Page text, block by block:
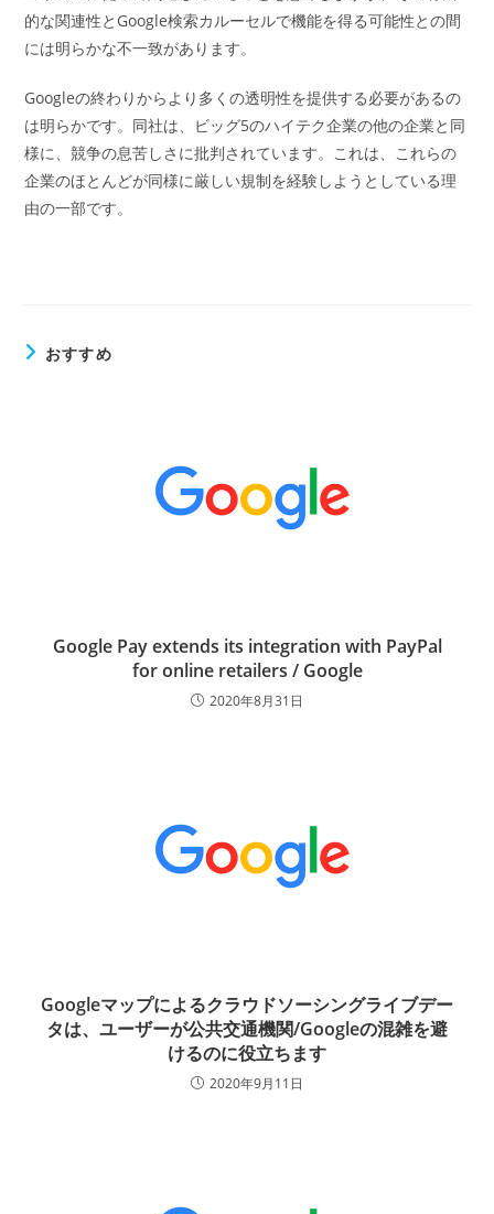
的な関連性とGoogle検索カルーセルで機能を得る可能性との間
には明らかな不一致があります。
Googleの終わりからより多くの透明性を提供する必要があるの
は明らかです。同社は、ビッグ5のハイテク企業の他の企業と同
様に、競争の息苦しさに批判されています。これは、これらの
企業のほとんどが同様に厳しい規制を経験しようとしている理
由の一部です。
おすすめ
Google Pay extends its integration with PayPal
for online retailers / Google
2020年8月31日
Googleマップによるクラウドソーシングライブデー
タは、ユーザーが公共交通機関/Googleの混雑を避
けるのに役立ちます
2020年9月11日